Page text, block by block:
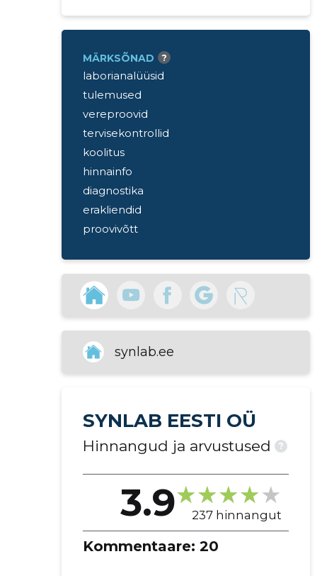
Lahtiolekuajad:
AvatudSuletakse 15:30
SYNLAB mere pst
Tallinn, Kesklinn, Mere pst 10
Avatud
Synlab Kawe
+372 640 8231
Lahtiolekuajad:
SuletudAvatakse Reede kell 8
Tallinn, Lasnamäe, Valukoja 7
+372 640 8231
Lahtiolekuajad:
Suletud Avatakse Reede kell 8
MÄRKSÕNAD ?
laborianalüüsid
tulemused
vereproovid
tervisekontrollid
koolitus
hinnainfo
diagnostika
erakliendid
proovivõtt
tervisepäevad
tööandjad
synlab.ee
SYNLAB EESTI OÜ
Hinnangud ja arvustused ?
3.9 237 hinnangut
Kommentaare: 20